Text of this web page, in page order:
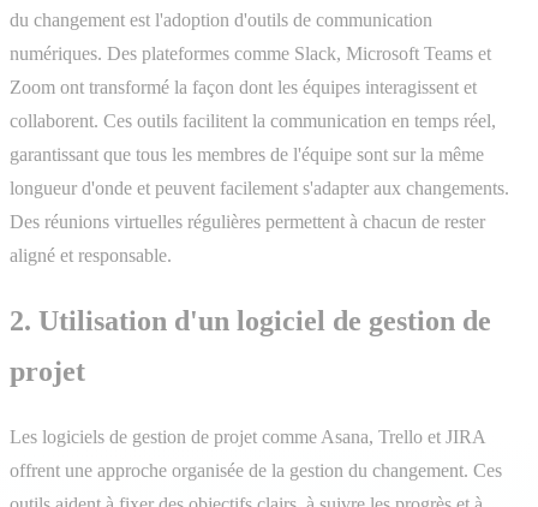
du changement est l'adoption d'outils de communication
numériques. Des plateformes comme Slack, Microsoft Teams et
Zoom ont transformé la façon dont les équipes interagissent et
collaborent. Ces outils facilitent la communication en temps réel,
garantissant que tous les membres de l'équipe sont sur la même
longueur d'onde et peuvent facilement s'adapter aux changements.
Des réunions virtuelles régulières permettent à chacun de rester
aligné et responsable.
2. Utilisation d'un logiciel de gestion de
projet
Les logiciels de gestion de projet comme Asana, Trello et JIRA
offrent une approche organisée de la gestion du changement. Ces